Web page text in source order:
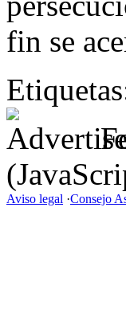
fin se
Aviso legal ·Consejo